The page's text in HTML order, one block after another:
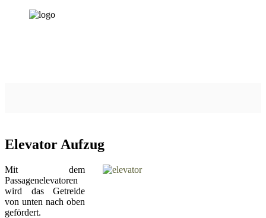
Elevator Aufzug
Mit dem
Passagenelevatoren
wird das Getreide
von unten nach oben
gefördert.